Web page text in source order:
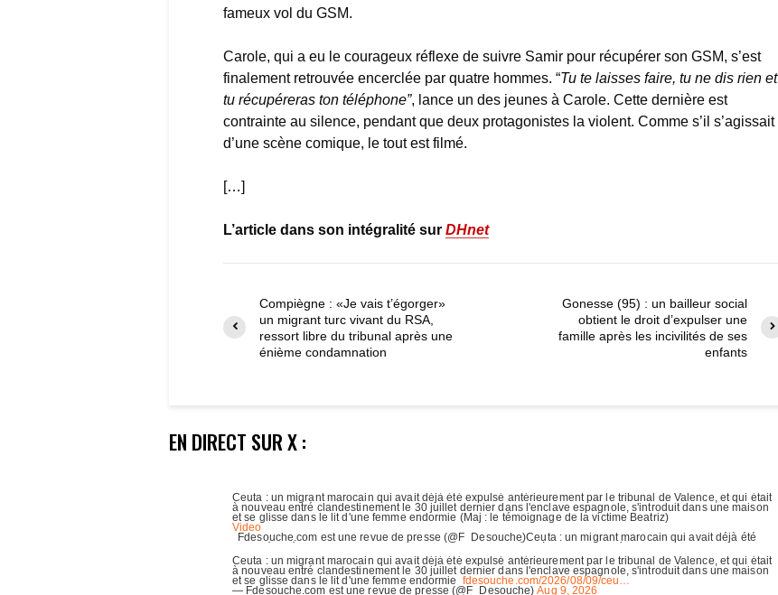
fameux vol du GSM.
Carole, qui a eu le courageux réflexe de suivre Samir pour récupérer son GSM, s’est
finalement retrouvée encerclée par quatre hommes. “Tu te laisses faire, tu ne dis rien et
tu récupéreras ton téléphone”, lance un des jeunes à Carole. Cette dernière est
contrainte au silence, pendant que deux protagonistes la violent. Comme s’il s’agissait
d’une scène comique, le tout est filmé.
[…]
L’article dans son intégralité sur DHnet
Compiègne : «Je vais t’égorger»
un migrant turc vivant du RSA,
ressort libre du tribunal après une
énième condamnation
Gonesse (95) : un bailleur social
obtient le droit d’expulser une
famille après les incivilités de ses
enfants
EN DIRECT SUR X :